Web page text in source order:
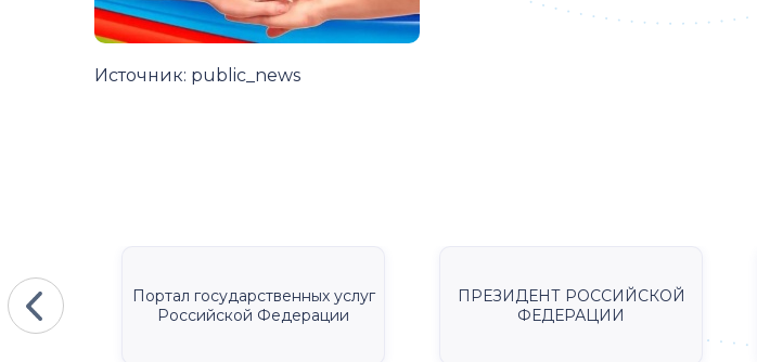
Источник: public_news
Портал государственных услуг
Российской Федерации
ПРЕЗИДЕНТ РОССИЙСКОЙ
ФЕДЕРАЦИИ